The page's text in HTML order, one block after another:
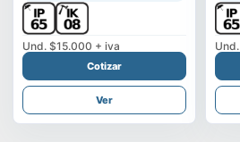
Und. $15.000 + iva
Cotizar
Ver
Und.